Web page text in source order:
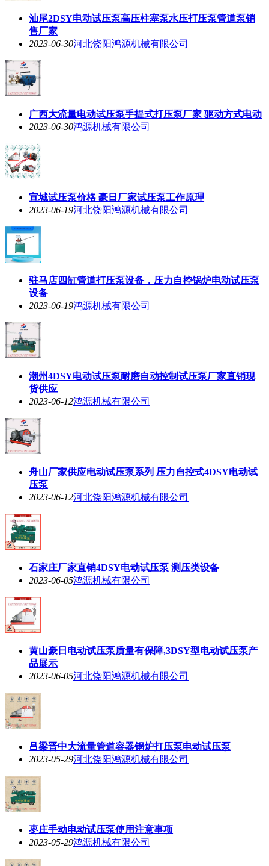
汕尾2DSY电动试压泵高压柱塞泵水压打压泵管道泵销
售厂家
2023-06-30河北饶阳鸿源机械有限公司
广西大流量电动试压泵手提式打压泵厂家 驱动方式电动
2023-06-30鸿源机械有限公司
宣城试压泵价格 豪日厂家试压泵工作原理
2023-06-19河北饶阳鸿源机械有限公司
驻马店四缸管道打压泵设备，压力自控锅炉电动试压泵
设备
2023-06-19鸿源机械有限公司
潮州4DSY电动试压泵耐磨自动控制试压泵厂家直销现
货供应
2023-06-12鸿源机械有限公司
舟山厂家供应电动试压泵系列 压力自控式4DSY电动试
压泵
2023-06-12河北饶阳鸿源机械有限公司
石家庄厂家直销4DSY电动试压泵 测压类设备
2023-06-05鸿源机械有限公司
黄山豪日电动试压泵质量有保障,3DSY型电动试压泵产
品展示
2023-06-05河北饶阳鸿源机械有限公司
吕梁晋中大流量管道容器锅炉打压泵电动试压泵
2023-05-29河北饶阳鸿源机械有限公司
枣庄手动电动试压泵使用注意事项
2023-05-29鸿源机械有限公司